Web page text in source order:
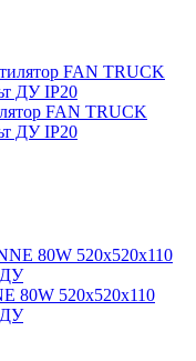
FAN TRUCK
ДУ IP20
80W 520x520x110
ДУ